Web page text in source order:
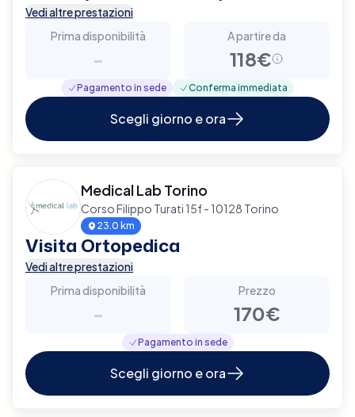
Vedi altre prestazioni
Prima disponibilità
-
A partire da
118€
Pagamento in sede Conferma immediata
Scegli giorno e ora
Medical Lab Torino
Corso Filippo Turati 15f - 10128 Torino
23.0 km
Visita Ortopedica
Vedi altre prestazioni
Prima disponibilità
-
Prezzo
170€
Pagamento in sede
Scegli giorno e ora